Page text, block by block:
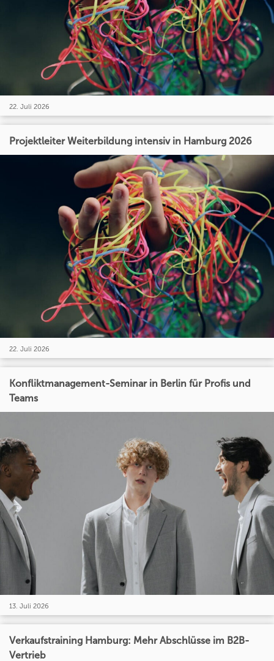
22. Juli 2026
Projektleiter Weiterbildung intensiv in Hamburg 2026
22. Juli 2026
Konfliktmanagement-Seminar in Berlin für Profis und
Teams
13. Juli 2026
Verkaufstraining Hamburg: Mehr Abschlüsse im B2B-
Vertrieb